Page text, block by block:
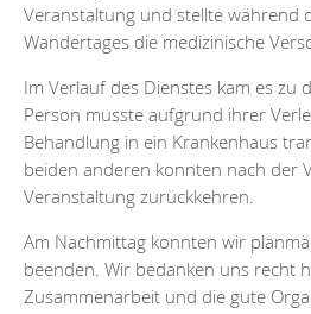
Veranstaltung und stellte während
Wandertages die medizinische
Im Verlauf des Dienstes kam es zu
Person musste aufgrund ihrer
Behandlung in ein Krankenhaus
beiden anderen konnten nach der
Veranstaltung zurückkehren.
Am Nachmittag konnten wir
beenden. Wir bedanken uns recht
Zusammenarbeit und die gute